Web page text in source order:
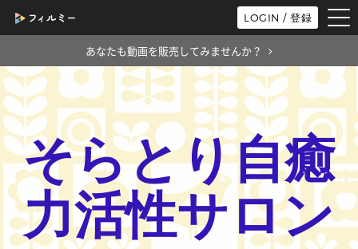
LOGIN / 登録
あなたも動画を販売してみませんか？
そらとり自癒
力活性サロン